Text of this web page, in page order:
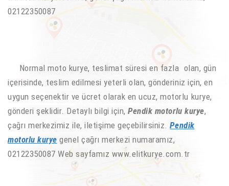
02122350087
Normal moto kurye, teslimat süresi en fazla olan, gün
içerisinde, teslim edilmesi yeterli olan, gönderiniz için, en
uygun seçenektir ve ücret olarak en ucuz, motorlu kurye,
gönderi şeklidir. Detaylı bilgi için,Pendik motorlu kurye,
çağrı merkezimiz ile, iletişime geçebilirsiniz.Pendik
motorlu kurye genel çağrı merkezi numaramız,
02122350087 Web sayfamız www.elitkurye.com.tr